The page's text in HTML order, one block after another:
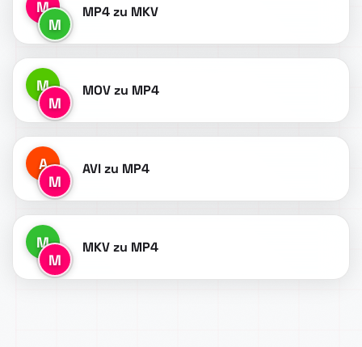
M
M
MP4 zu MKV
M
M
MOV zu MP4
A
M
AVI zu MP4
M
M
MKV zu MP4